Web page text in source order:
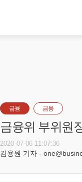
금융 금융
금융위 부위원
2020-07-06 11:07:36
김용원 기자 -